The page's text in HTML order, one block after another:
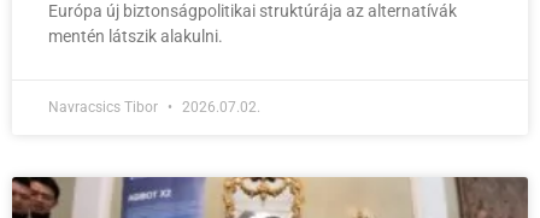
Európa új biztonságpolitikai struktúrája az alternatívák
mentén látszik alakulni.
Navracsics Tibor 2026.07.02.